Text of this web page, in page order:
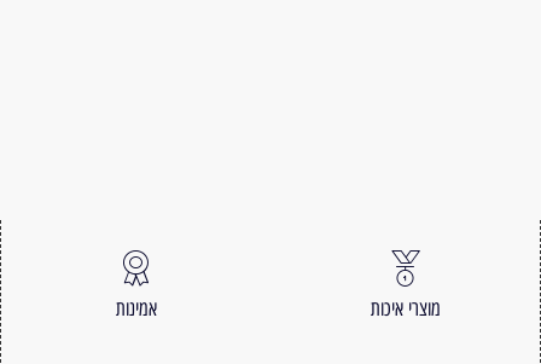
מוצרי איכות אמינות